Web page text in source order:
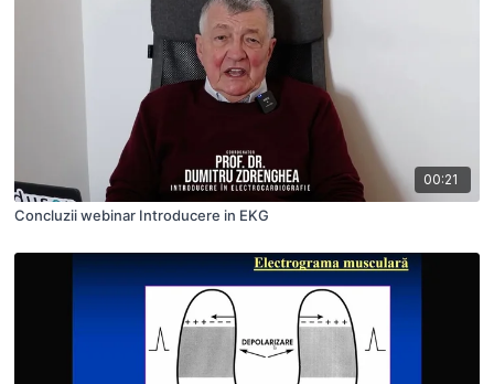
00:21
Concluzii webinar Introducere in EKG